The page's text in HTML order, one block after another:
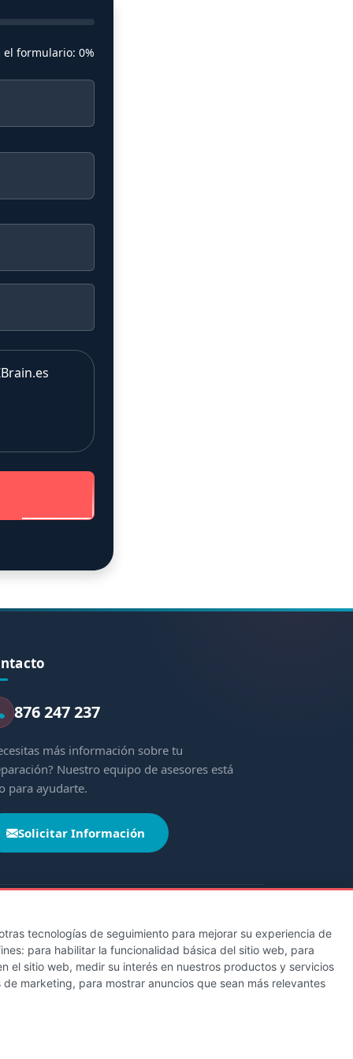
tecnologías de seguimiento para mejorar su experiencia de
para habilitar la funcionalidad básica del sitio web, para
el sitio web, medir su interés en nuestros productos y servicios
de marketing, para mostrar anuncios que sean más relevantes
el formulario: 0%
876 247 237
más información sobre tu
Nuestro equipo de asesores está
para ayudarte.
Solicitar Información
Castilla y León Cataluña
Extremadura
de la Defensa